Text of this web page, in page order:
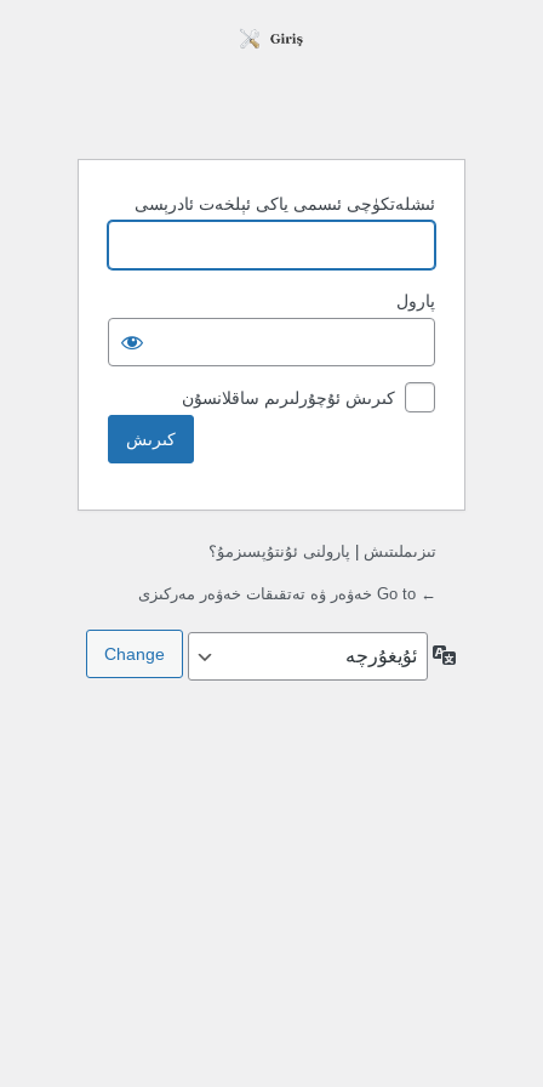
ئىشلەتكۈچى ئىسمى ياكى ئېلخەت ئادرېسى
پارول
كىرىش ئۇچۇرلىرىم ساقلانسۇن
تىزىملىتىش پارولنى ئۇنتۇپسىزمۇ؟
← Go to خەۋەر ۋە تەتقىقات خەۋەر مەركىزى
تىللار